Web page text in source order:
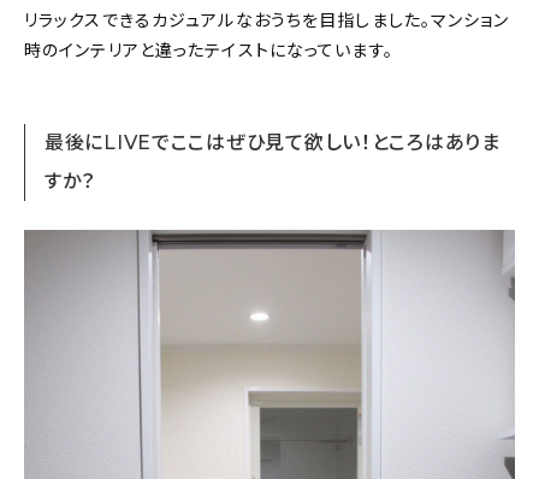
リラックスできるカジュアルなおうちを目指しました。マンション
時のインテリアと違ったテイストになっています。
最後にLIVEでここはぜひ見て欲しい！ところはありま
すか？